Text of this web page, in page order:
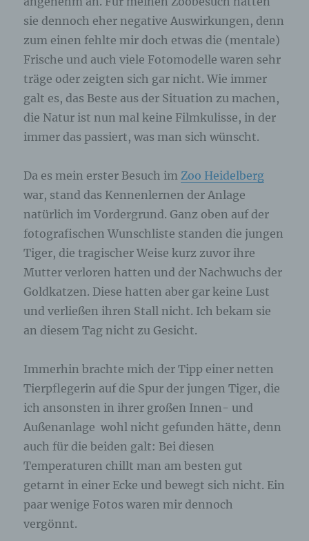
sie dennoch eher negative Auswirkungen, denn
zum einen fehlte mir doch etwas die (mentale)
Frische und auch viele Fotomodelle waren sehr
träge oder zeigten sich gar nicht. Wie immer
galt es, das Beste aus der Situation zu machen,
die Natur ist nun mal keine Filmkulisse, in der
immer das passiert, was man sich wünscht.
Da es mein erster Besuch im Zoo Heidelberg
war, stand das Kennenlernen der Anlage
natürlich im Vordergrund. Ganz oben auf der
fotografischen Wunschliste standen die jungen
Tiger, die tragischer Weise kurz zuvor ihre
Mutter verloren hatten und der Nachwuchs der
Goldkatzen. Diese hatten aber gar keine Lust
und verließen ihren Stall nicht. Ich bekam sie
an diesem Tag nicht zu Gesicht.
Immerhin brachte mich der Tipp einer netten
Tierpflegerin auf die Spur der jungen Tiger, die
ich ansonsten in ihrer großen Innen- und
Außenanlage wohl nicht gefunden hätte, denn
auch für die beiden galt: Bei diesen
Temperaturen chillt man am besten gut
getarnt in einer Ecke und bewegt sich nicht. Ein
paar wenige Fotos waren mir dennoch
vergönnt.
Die betroffene Person hat die Möglichkeit, sich auf
der Internetseite des für die Verarbeitung
Verantwortlichen unter Angabe von
Welche personenbezogenen Daten dabei an den
für die Verarbeitung Verantwortlichen übermittelt
werden, ergibt sich aus der jeweiligen
Eingabemaske, die für die Registrierung
verwendet wird. Die von der betroffenen Person
eingegebenen personenbezogenen Daten werden
ausschließlich für die interne Verwendung bei dem
die Verarbeitung Verantwortliche kann die
Weitergabe an einen oder mehrere
Auftragsverarbeiter, beispielsweise einen
Paketdienstleister, veranlassen, der die
personenbezogenen Daten ebenfalls
ausschließlich für eine interne Verwendung, die
dem für die Verarbeitung Verantwortlichen
zuzurechnen ist, nutzt.
Durch eine Registrierung auf der Internetseite des
für die Verarbeitung Verantwortlichen wird ferner
betroffenen Person vergebene IP-Adresse, das
gespeichert. Die Speicherung dieser Daten erfolgt
vor dem Hintergrund, dass nur so der Missbrauch
unserer Dienste verhindert werden kann, und
diese Daten im Bedarfsfall ermöglichen,
Speicherung dieser Daten zur Absicherung des für
die Verarbeitung Verantwortlichen erforderlich.
Eine Weitergabe dieser Daten an Dritte erfolgt
grundsätzlich nicht, sofern keine gesetzliche
Pflicht zur Weitergabe besteht oder die Weitergabe
der Strafverfolgung dient.